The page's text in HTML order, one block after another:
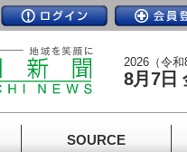
2026（令和
8月7日
SOURCE